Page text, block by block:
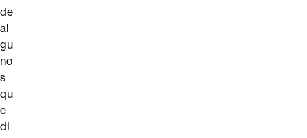
de
al
gu
no
s
qu
e
di